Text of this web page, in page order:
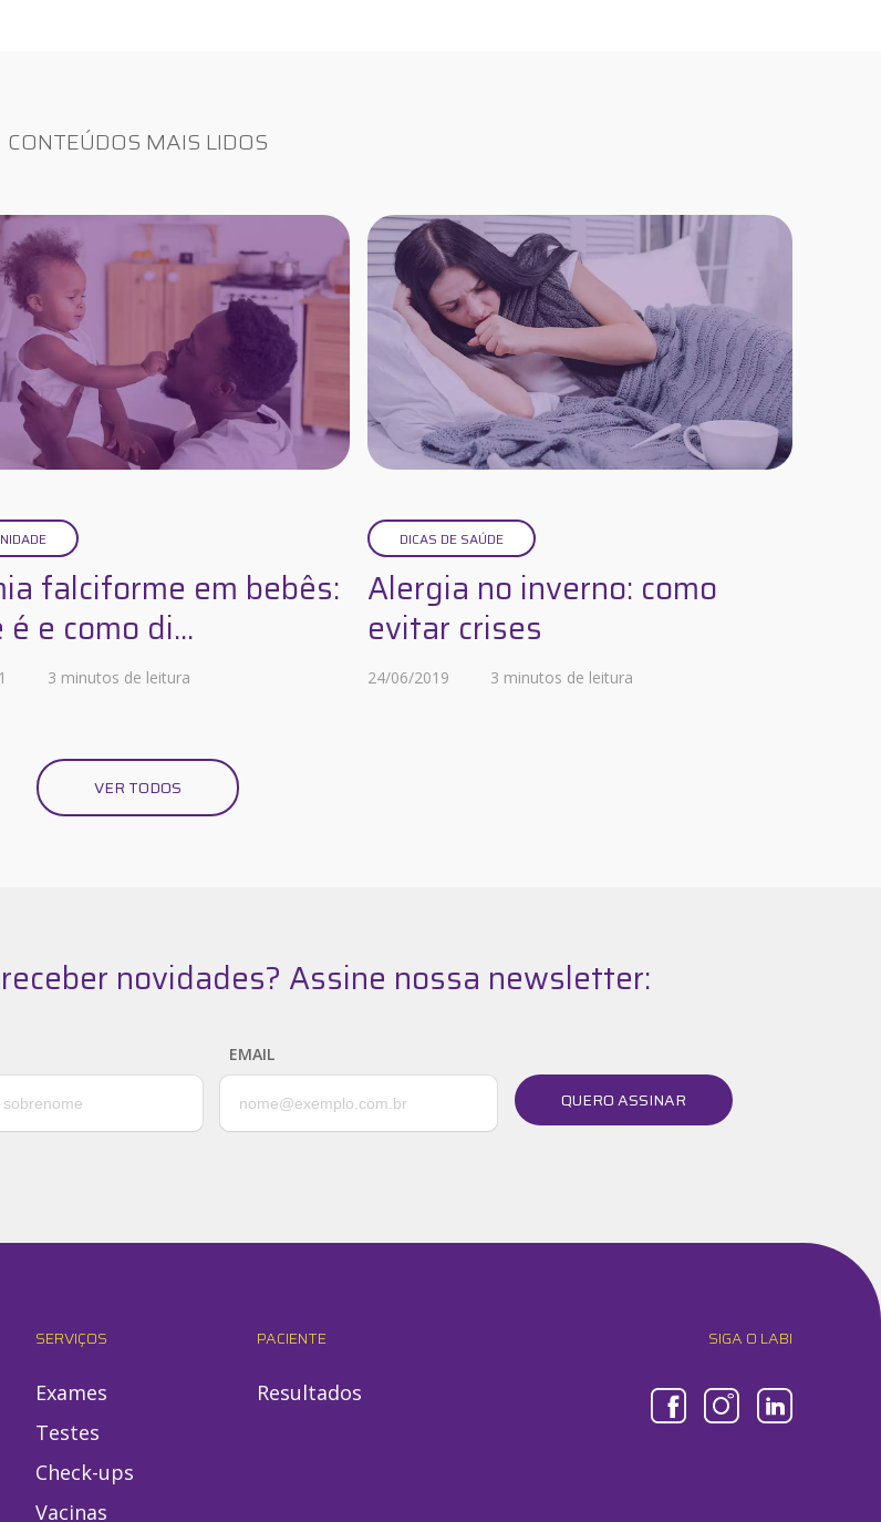
CONTEÚDOS MAIS LIDOS
falciforme em bebês:
é e como di...
3 minutos de leitura
DICAS DE SAÚDE
Alergia no inverno: como
evitar crises
24/06/2019 3 minutos de leitura
VER TODOS
novidades? Assine nossa newsletter:
EMAIL
QUERO ASSINAR
SERVIÇOS
Exames
Testes
Check-ups
Vacinas
PACIENTE
Resultados
SIGA O LABI